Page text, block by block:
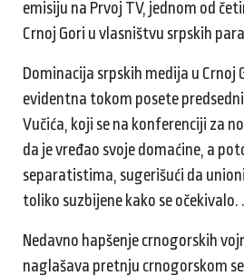
emisiju na Prvoj TV, jednom od
Crnoj Gori u vlasništvu srpskih
Dominacija srpskih medija u Crnoj
evidentna tokom posete
Vučića, koji se na konferenciji za
da je vređao svoje domaćine, a
separatistima, sugerišući da
toliko suzbijene kako se očekivalo. .
Nedavno hapšenje crnogorskih
naglašava pretnju crnogorskom